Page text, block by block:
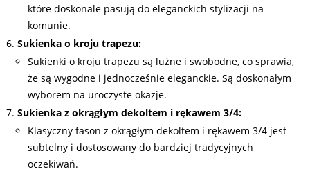
które doskonale pasują do eleganckich stylizacji na
komunie.
Sukienka o kroju trapezu:
Sukienki o kroju trapezu są luźne i swobodne, co sprawia,
że są wygodne i jednocześnie eleganckie. Są doskonałym
wyborem na uroczyste okazje.
Sukienka z okrągłym dekoltem i rękawem 3/4:
Klasyczny fason z okrągłym dekoltem i rękawem 3/4 jest
subtelny i dostosowany do bardziej tradycyjnych
oczekiwań.